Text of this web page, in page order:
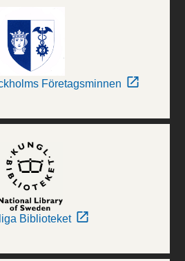
Företagsminnen
Biblioteket